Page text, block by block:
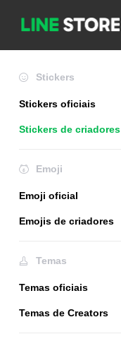
Stickers
Stickers oficiais
Stickers de criadores
Emoji
Emoji oficial
Emojis de criadores
Temas
Temas oficiais
Temas de Creators